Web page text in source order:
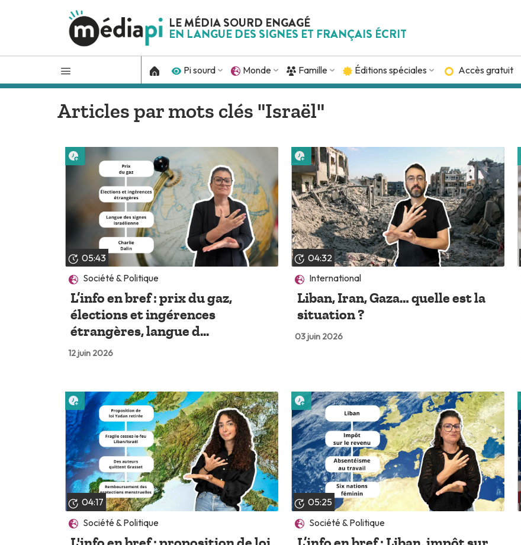
LE MÉDIA SOURD ENGAGÉ
EN LANGUE DES SIGNES ET FRANÇAIS ÉCRIT
Pi sourd Monde Famille Éditions spéciales Accès gratuit
Articles par mots clés "Israël"
05:43
Société & Politique
L’info en bref : prix du gaz,
élections et ingérences
étrangères, langue d...
12 juin 2026
Lire plus tard
04:32
International
Liban, Iran, Gaza… quelle est la
situation ?
03 juin 2026
Lire plus tard
04:17
Société & Politique
Lire plus tard
05:25
Société & Politique
Lire plus tard